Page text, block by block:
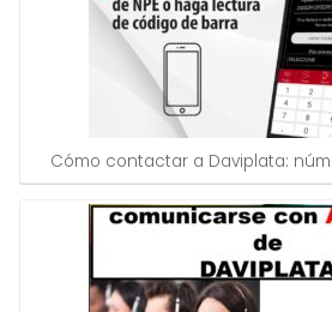
Cómo contactar a Daviplata: